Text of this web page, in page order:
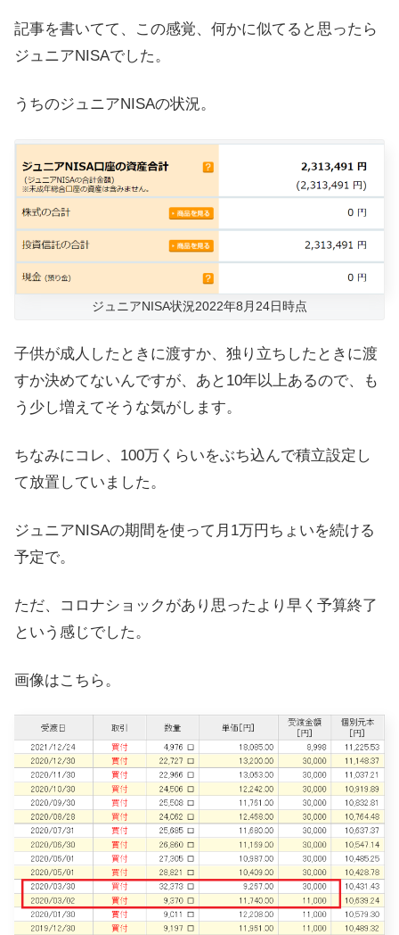
記事を書いてて、この感覚、何かに似てると思ったら
ジュニアNISAでした。
うちのジュニアNISAの状況。
ジュニアNISA状況2022年8月24日時点
子供が成人したときに渡すか、独り立ちしたときに渡
すか決めてないんですが、あと10年以上あるので、も
う少し増えてそうな気がします。
ちなみにコレ、100万くらいをぶち込んで積立設定し
て放置していました。
ジュニアNISAの期間を使って月1万円ちょいを続ける
予定で。
ただ、コロナショックがあり思ったより早く予算終了
という感じでした。
画像はこちら。